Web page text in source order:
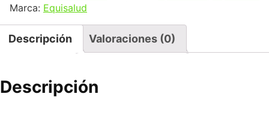
Marca: Equisalud
Descripción Valoraciones (0)
Descripción